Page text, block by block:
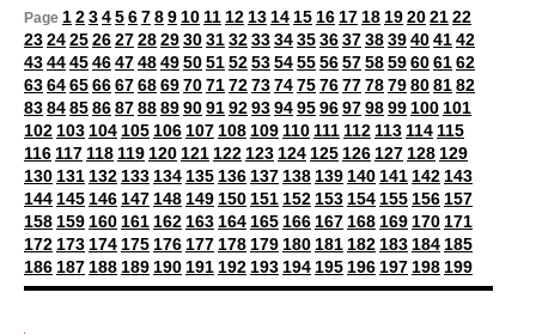
Page 123456789 10 11 12 13 14 15 16 17 18 19202122
2324252627282930313233343536373839404142
4344454647484950515253545556575859606162
6364656667686970717273747576777879808182
8384858687888990919293949596979899 100 101
102 103 104 105 106 107 108 109 110 111 112 113 114 115
116 117 118 119 120 121 122 123 124 125 126 127 128 129
130 131 132 133 134 135 136 137 138 139 140 141 142 143
144 145 146 147 148 149 150 151 152 153 154 155 156 157
158 159 160 161 162 163 164 165 166 167 168 169 170 171
172 173 174 175 176 177 178 179 180 181 182 183 184 185
186 187 188 189 190 191 192 193 194 195 196 197 198 199